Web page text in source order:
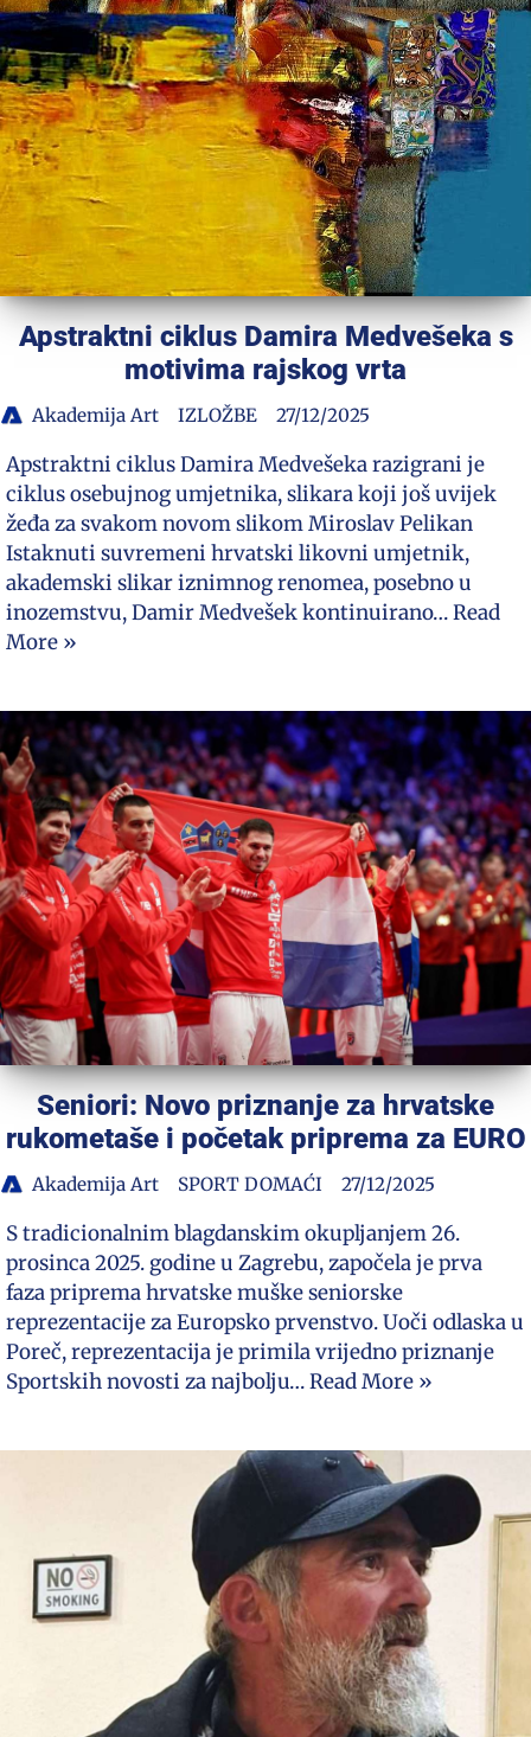
Apstraktni ciklus Damira Medvešeka s
motivima rajskog vrta
Akademija Art IZLOŽBE 27/12/2025
Apstraktni ciklus Damira Medvešeka razigrani je
ciklus osebujnog umjetnika, slikara koji još uvijek
žeđa za svakom novom slikom Miroslav Pelikan
Istaknuti suvremeni hrvatski likovni umjetnik,
akademski slikar iznimnog renomea, posebno u
inozemstvu, Damir Medvešek kontinuirano…Read
More »
Seniori: Novo priznanje za hrvatske
rukometaše i početak priprema za EURO
Akademija Art SPORT DOMAĆI 27/12/2025
S tradicionalnim blagdanskim okupljanjem 26.
prosinca 2025. godine u Zagrebu, započela je prva
faza priprema hrvatske muške seniorske
reprezentacije za Europsko prvenstvo. Uoči odlaska u
Poreč, reprezentacija je primila vrijedno priznanje
Sportskih novosti za najbolju…Read More »